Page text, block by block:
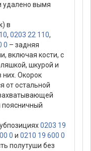
удалено вымя
в
, 0203 22 110,
0 – задняя
включая кости, с
шкурой и
Окорок
от остальной
0203 19
0 и 0210 19 600 0
полутуши без